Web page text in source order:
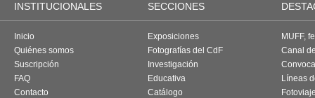
INSTITUCIONALES SECCIONES
Inicio
Quiénes somos
Suscripción
FAQ
Contacto
Exposiciones
Fotografías del CdF
Investigación
Educativa
Catálogo
MUFF,
Canal
Líneas